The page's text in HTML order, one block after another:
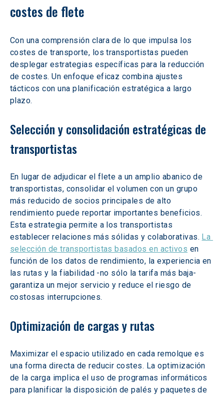
costes de flete
Con una comprensión clara de lo que impulsa los
costes de transporte, los transportistas pueden
desplegar estrategias específicas para la reducción
de costes. Un enfoque eficaz combina ajustes
tácticos con una planificación estratégica a largo
plazo.
Selección y consolidación estratégicas de
transportistas
En lugar de adjudicar el flete a un amplio abanico de
transportistas, consolidar el volumen con un grupo
más reducido de socios principales de alto
rendimiento puede reportar importantes beneficios.
Esta estrategia permite a los transportistas
establecer relaciones más sólidas y colaborativas. La
selección de transportistas basados en activos en
función de los datos de rendimiento, la experiencia en
las rutas y la fiabilidad -no sólo la tarifa más baja-
garantiza un mejor servicio y reduce el riesgo de
costosas interrupciones.
Optimización de cargas y rutas
Maximizar el espacio utilizado en cada remolque es
una forma directa de reducir costes. La optimización
de la carga implica el uso de programas informáticos
para planificar la disposición de palés y paquetes de